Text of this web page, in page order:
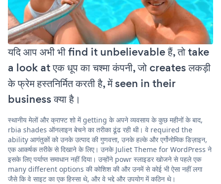
यदि आप अभी भी find it unbelievable हैं, तो take
a look at एक धूप का चश्मा कंपनी, जो creates लकड़ी
के फ्रेम हस्तनिर्मित करती है, में seen in their
business क्या है।
स्थानीय मेलों और क्राफ्ट शो में getting के अपने व्यवसाय के कुछ महीनों के बाद,
rbia shades ऑनलाइन बेचने का तरीका ढूंढ रही थी। वे required the
ability आगंतुकों को उनके उत्पाद की गुणवत्ता, उनके हल्के और एर्गोनोमिक डिज़ाइन,
एक आकर्षक तरीके से दिखाने के लिए। उनके Juliet Theme for WordPress ने
इसके लिए पर्याप्त समाधान नहीं दिया। उन्होंने powr स्लाइडर खोजने से पहले एक
many different options की कोशिश की और उनमें से कोई भी ऐसा नहीं लगा
जैसे कि वे साइट का एक हिस्सा थे, और वे भद्दे और उपयोग में कठिन थे।